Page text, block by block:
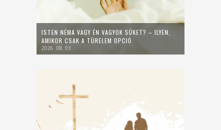
ISTEN NÉMA VAGY ÉN VAGYOK SÜKET? – ILYEN,
AMIKOR CSAK A TÜRELEM OPCIÓ
2026. 08. 03.